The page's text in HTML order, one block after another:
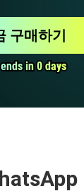
in 0 days
in 0 days
구매하기